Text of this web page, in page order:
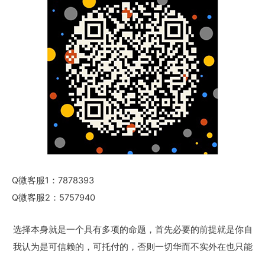
Q微客服1：7878393
Q微客服2：5757940
选择本身就是一个具有多项的命题，首先必要的前提就是你自
我认为是可信赖的，可托付的，否则一切华而不实外在也只能